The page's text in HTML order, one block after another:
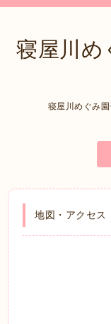
寝屋川め
寝屋川めぐみ
地図・アクセス